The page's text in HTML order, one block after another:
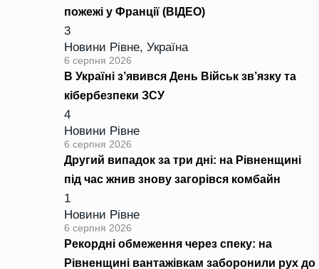
пожежі у Франції (ВІДЕО)
3
Новини Рівне, Україна
6 серпня 2026
В Україні з’явився День Військ зв’язку та
кібербезпеки ЗСУ
4
Новини Рівне
6 серпня 2026
Другий випадок за три дні: на Рівненщині
під час жнив знову загорівся комбайн
1
Новини Рівне
6 серпня 2026
Рекордні обмеження через спеку: на
Рівненщині вантажівкам заборонили рух до